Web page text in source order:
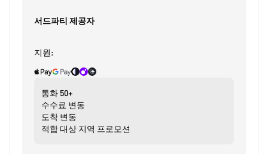
서드파티 제공자
지원:
통화 50+
수수료 변동
도착 변동
적합 대상 지역 프로모션